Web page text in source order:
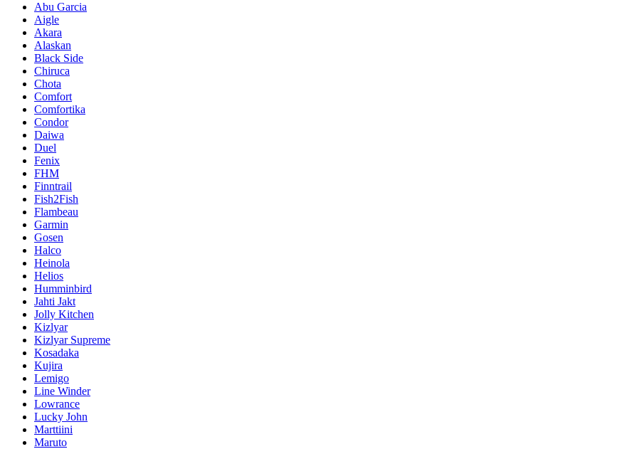
Abu Garcia
Aigle
Akara
Alaskan
Black Side
Chiruca
Chota
Comfort
Comfortika
Condor
Daiwa
Duel
Fenix
FHM
Finntrail
Fish2Fish
Flambeau
Garmin
Gosen
Halco
Heinola
Helios
Humminbird
Jahti Jakt
Jolly Kitchen
Kizlyar
Kizlyar Supreme
Kosadaka
Kujira
Lemigo
Line Winder
Lowrance
Lucky John
Marttiini
Maruto